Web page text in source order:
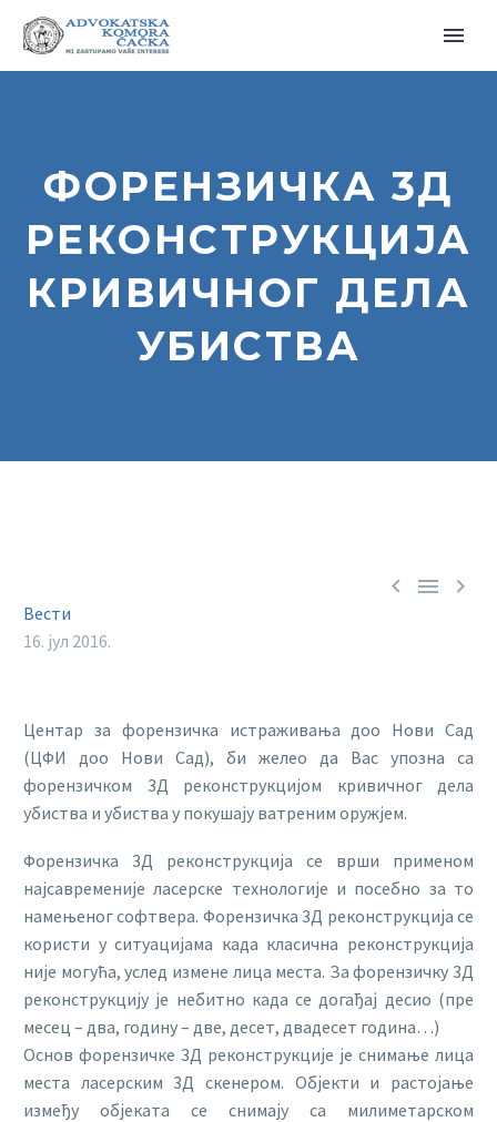
ФОРЕНЗИЧКА 3Д
РЕКОНСТРУКЦИЈА
КРИВИЧНОГ ДЕЛА
УБИСТВА
  
Вести
16. јул 2016.
Центар за форензичка истраживања доо Нови Сад
(ЦФИ доо Нови Сад), би желео да Вас упозна са
форензичком 3Д реконструкцијом кривичног дела
убиства и убиства у покушају ватреним оружјем.
Форензичка 3Д реконструкција се врши применом
најсавременије ласерске технологије и посебно за то
намењеног софтвера. Форензичка 3Д реконструкција се
користи у ситуацијама када класична реконструкција
није могућа, услед измене лица места. За форензичку 3Д
реконструкцију је небитно када се догађај десио (пре
месец – два, годину – две, десет, двадесет година…)
Основ форензичке 3Д реконструкције је снимање лица
места ласерским 3Д скенером. Објекти и растојање
између објеката се снимају са милиметарском